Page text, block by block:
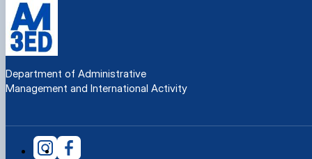
Department of Administrative
Management and International Activity